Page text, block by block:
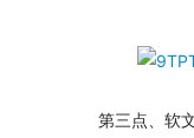
第三点、软文